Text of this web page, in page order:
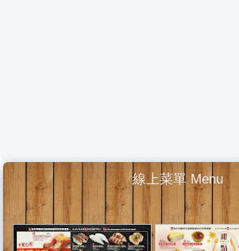
線上菜單 Menu